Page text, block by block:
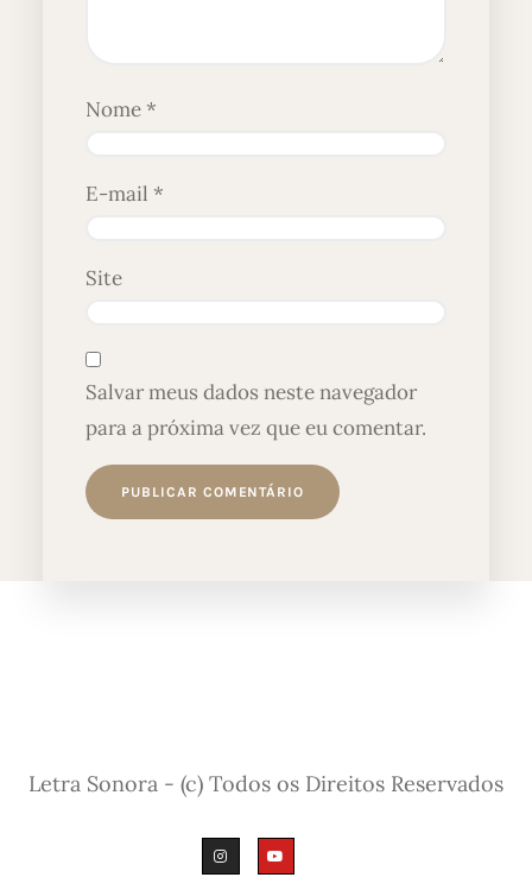
Nome*
E-mail *
Site
Salvar meus dados neste navegador
para a próxima vez que eu comentar.
Letra Sonora - (c) Todos os Direitos Reservados